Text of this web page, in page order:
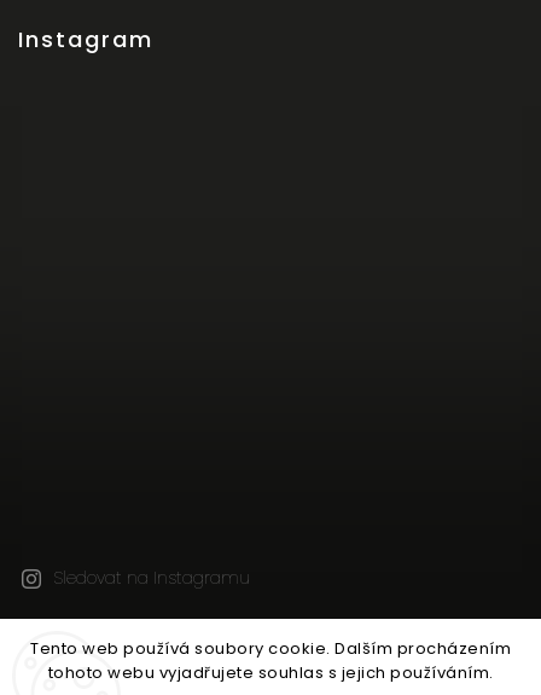
Tento web používá soubory cookie. Dalším procházením
tohoto webu vyjadřujete souhlas s jejich používáním.
Instagram
Sledovat na Instagramu
Copyright 2026Jen tak z lásky. Všechna práva
vyhrazena.